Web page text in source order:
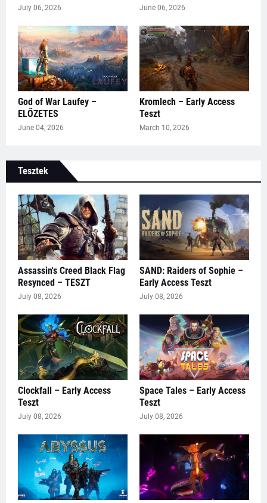
July 06, 2026 June 06, 2026
God of War Laufey –
ELŐZETES
June 04, 2026
Kromlech – Early Access
Teszt
March 10, 2026
Tesztek
Assassin's Creed Black Flag
Resynced – TESZT
July 08, 2026
SAND: Raiders of Sophie –
Early Access Teszt
July 08, 2026
Clockfall – Early Access
Teszt
July 08, 2026
Space Tales – Early Access
Teszt
July 08, 2026